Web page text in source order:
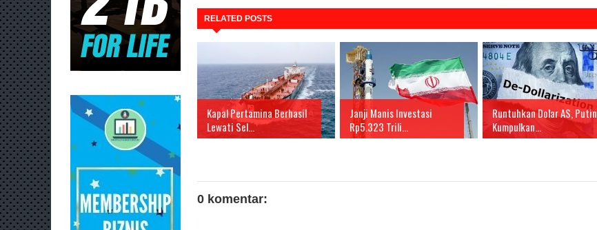
RELATED POSTS
Kapal Pertamina Berhasil
Lewati Sel...
Janji Manis Investasi
Rp5.323 Trili...
Runtuhkan Dolar AS, Putin
Kumpulkan...
0 komentar: